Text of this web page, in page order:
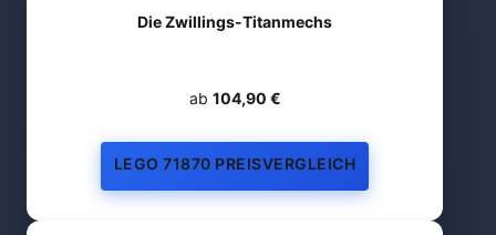
Die Zwillings-Titanmechs
ab 104,90 €
LEGO 71870 PREISVERGLEICH